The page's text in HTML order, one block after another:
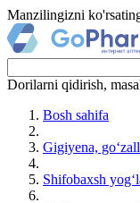
Manzilingizni
Dorilarni qidirish,
Bosh sahifa
Gigiyena,
Shifobaxsh